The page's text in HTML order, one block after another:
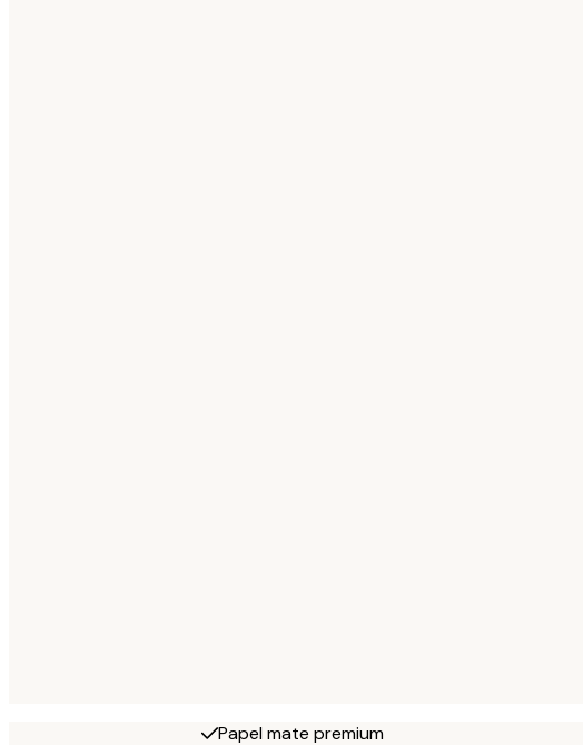
Papel mate premium